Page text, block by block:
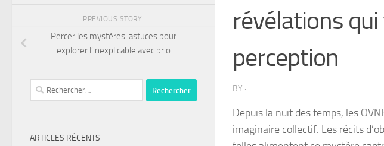
révélations
perception
BY ·
Depuis la nuit des temps, les
imaginaire collectif. Les récits
PREVIOUS STORY
Percer les mystères: astuces pour
explorer l’inexplicable avec brio
ARTICLES RÉCENTS